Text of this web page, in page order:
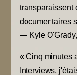
transparaissent
documentaires
— Kyle
« Cinq minutes
Interviews,